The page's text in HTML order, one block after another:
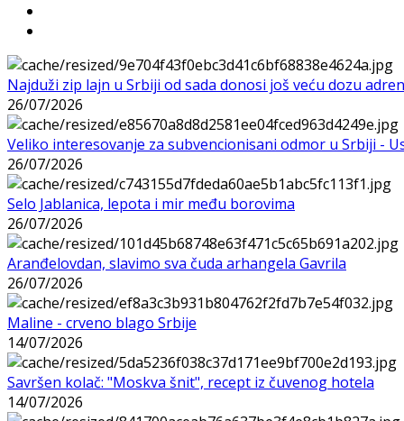
Najduži zip lajn u Srbiji od sada donosi još veću dozu
26/07/2026
Veliko interesovanje za subvencionisani odmor u Srbiji -
26/07/2026
Selo Jablanica, lepota i mir među borovima
26/07/2026
Aranđelovdan, slavimo sva čuda arhangela Gavrila
26/07/2026
Maline - crveno blago Srbije
14/07/2026
Savršen kolač: "Moskva šnit", recept iz čuvenog hotela
14/07/2026